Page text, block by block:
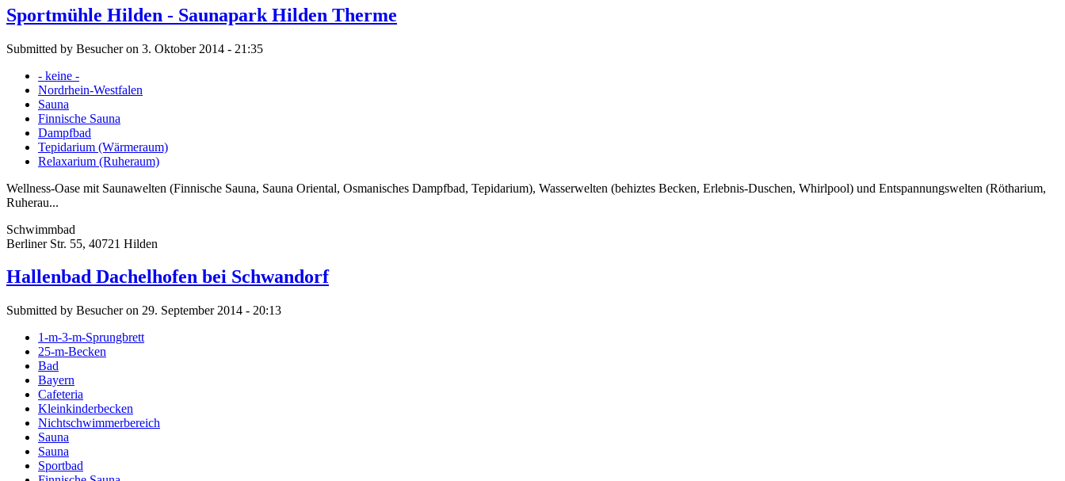
Sportmühle Hilden - Saunapark Hilden Therme
Submitted by Besucher on 3. Oktober 2014 - 21:35
- keine -
Nordrhein-Westfalen
Sauna
Finnische Sauna
Dampfbad
Tepidarium (Wärmeraum)
Relaxarium (Ruheraum)
Wellness-Oase mit Saunawelten (Finnische Sauna, Sauna Oriental, Osmanisches Dampfbad, Tepidarium), Wasserwelten (behiztes Becken, Erlebnis-Duschen, Whirlpool) und Entspannungswelten (Rötharium,
Ruherau...
Schwimmbad
Berliner Str. 55, 40721 Hilden
Hallenbad Dachelhofen bei Schwandorf
Submitted by Besucher on 29. September 2014 - 20:13
1-m-3-m-Sprungbrett
25-m-Becken
Bad
Bayern
Cafeteria
Kleinkinderbecken
Nichtschwimmerbereich
Sauna
Sauna
Sportbad